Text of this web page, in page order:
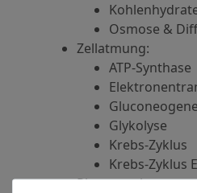
Osmose &
Zellatmung:
ATP-Synthase
Glykolyse
Krebs-Zyklus
Krebs-Zyklus
Photosynthese: